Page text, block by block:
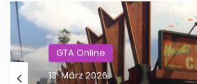
GTA Online
13. März 2026